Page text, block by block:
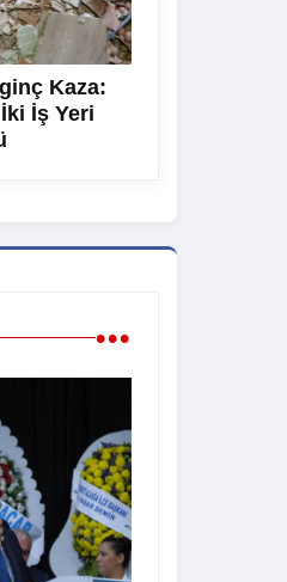
Kaza:
İş Yeri
•••